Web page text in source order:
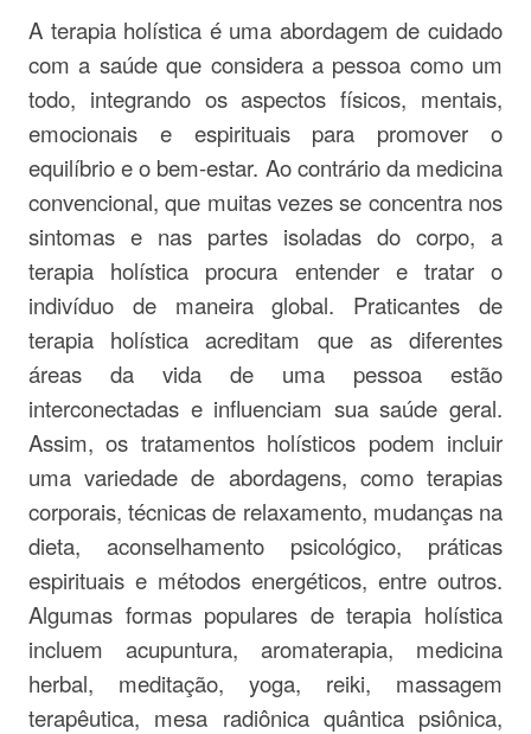
A terapia holística é uma abordagem de cuidado
com a saúde que considera a pessoa como um
todo, integrando os aspectos físicos, mentais,
emocionais e espirituais para promover o
equilíbrio e o bem-estar. Ao contrário da medicina
convencional, que muitas vezes se concentra nos
sintomas e nas partes isoladas do corpo, a
terapia holística procura entender e tratar o
indivíduo de maneira global. Praticantes de
terapia holística acreditam que as diferentes
áreas da vida de uma pessoa estão
interconectadas e influenciam sua saúde geral.
Assim, os tratamentos holísticos podem incluir
uma variedade de abordagens, como terapias
corporais, técnicas de relaxamento, mudanças na
dieta, aconselhamento psicológico, práticas
espirituais e métodos energéticos, entre outros.
Algumas formas populares de terapia holística
incluem acupuntura, aromaterapia, medicina
herbal, meditação, yoga, reiki, massagem
terapêutica, mesa radiônica quântica psiônica,